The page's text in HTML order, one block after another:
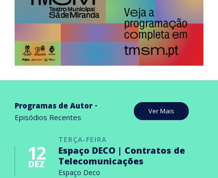
Programas de Autor
Episódios Recentes
Ver Mais
TERÇA-FEIRA
12
DEZ
Espaço DECO | Contratos de
Telecomunicações
Espaço Deco